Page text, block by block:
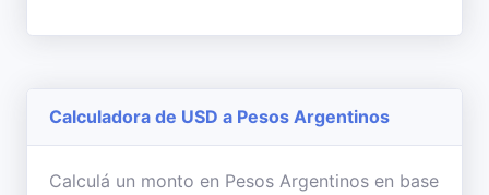
Calculadora de USD a Pesos Argentinos
Calculá un monto en Pesos Argentinos en base